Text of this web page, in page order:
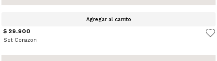
Agregar al carrito
$ 29.900
Set Corazon